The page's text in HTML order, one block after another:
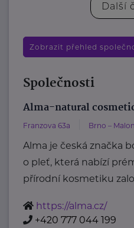
Další
Zobrazit přehled
Společnosti
Alma-natural
Franzova 63a Brno –
Alma je česká značka
o pleť, která nabízí
přírodní kosmetiku
https://alma.cz/
+420 777 044 199